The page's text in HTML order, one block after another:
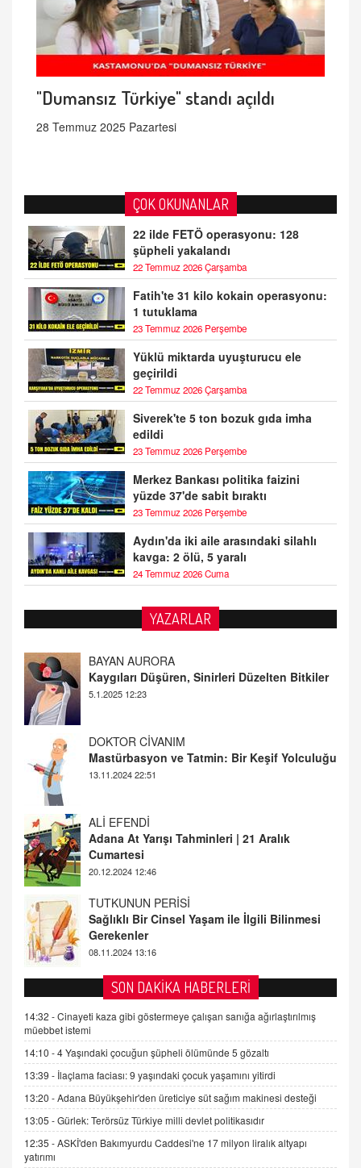
"Dumansız Türkiye" standı açıldı
28 Temmuz 2025 Pazartesi
ÇOK OKUNANLAR
22 ilde FETÖ operasyonu: 128
şüpheli yakalandı
22 Temmuz 2026 Çarşamba
Fatih'te 31 kilo kokain operasyonu:
1 tutuklama
23 Temmuz 2026 Perşembe
Yüklü miktarda uyuşturucu ele
geçirildi
22 Temmuz 2026 Çarşamba
Siverek'te 5 ton bozuk gıda imha
edildi
23 Temmuz 2026 Perşembe
Merkez Bankası politika faizini
yüzde 37'de sabit bıraktı
23 Temmuz 2026 Perşembe
Aydın'da iki aile arasındaki silahlı
kavga: 2 ölü, 5 yaralı
24 Temmuz 2026 Cuma
YAZARLAR
DOKTOR CİVANIM
Mastürbasyon ve Tatmin: Bir Keşif Yolculuğu
13.11.2024 22:51
ALİ EFENDİ
Adana At Yarışı Tahminleri | 21 Aralık
Cumartesi
TUTKUNUN PERİSİ
Sağlıklı Bir Cinsel Yaşam ile İlgili Bilinmesi
Gerekenler
08.11.2024 13:16
FARUK ÖNALAN
Tezkere Onaylanmasaydı…
2 Kasım 2021 Salı 00:11
AV. DOĞAN CAN DOĞAN
Kişisel verilerin korunması ve dijital hukukun
gelişimi
15.09.2025 16:17
SEHER EREK
Kış Ayları Geldi, Hangi Önlemler Alınmalı?
9.12.2025 10:11
İNCİ GÜL AKÖL
SON DAKİKA HABERLERİ
14:32 -Cinayeti kaza gibi göstermeye çalışan sanığa ağırlaştırılmış
müebbet istemi
14:10 -4 Yaşındaki çocuğun şüpheli ölümünde 5 gözaltı
13:39 - İlaçlama faciası: 9 yaşındaki çocuk yaşamını yitirdi
13:20 -Adana Büyükşehir'den üreticiye süt sağım makinesi desteği
13:05 -Gürlek: Terörsüz Türkiye milli devlet politikasıdır
12:35 -ASKİ'den Bakımyurdu Caddesi'ne 17 milyon liralık altyapı
yatırımı